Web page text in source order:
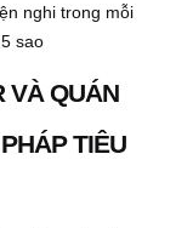
nghi trong mỗi
sao
VÀ QUÁN
TIÊU